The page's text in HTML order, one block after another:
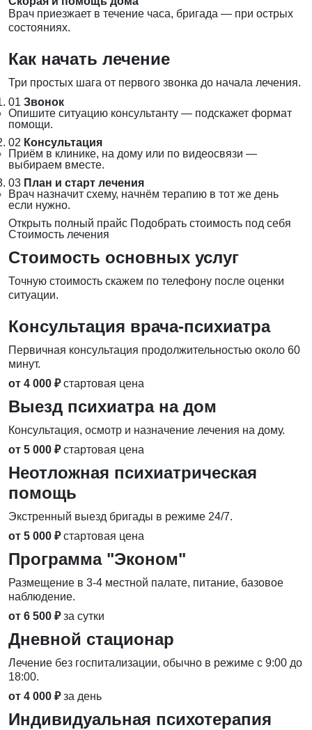
Врач приезжает в течение часа, бригада — при острых
состояниях.
Как начать лечение
Три простых шага от первого звонка до начала лечения.
01 Звонок
Опишите ситуацию консультанту — подскажет формат
помощи.
02 Консультация
Приём в клинике, на дому или по видеосвязи —
выбираем вместе.
03 План и старт лечения
Врач назначит схему, начнём терапию в тот же день
если нужно.
Открыть полный прайс Подобрать стоимость под себя
Стоимость лечения
Стоимость основных услуг
Точную стоимость скажем по телефону после оценки
ситуации.
Консультация врача-психиатра
Первичная консультация продолжительностью около 60
минут.
от 4 000 ₽ стартовая цена
Выезд психиатра на дом
Консультация, осмотр и назначение лечения на дому.
от 5 000 ₽ стартовая цена
Неотложная психиатрическая
помощь
Экстренный выезд бригады в режиме 24/7.
от 5 000 ₽ стартовая цена
Программа "Эконом"
Размещение в 3-4 местной палате, питание, базовое
наблюдение.
от 6 500 ₽ за сутки
Дневной стационар
Лечение без госпитализации, обычно в режиме с 9:00 до
18:00.
от 4 000 ₽ за день
Индивидуальная психотерапия